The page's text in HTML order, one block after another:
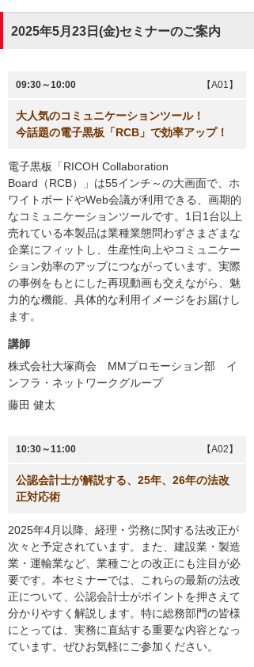
2025年5月23日(金)セミナーのご案内
09:30～10:00 【A01】
大人気のコミュニケーションツール！
今話題の電子黒板「RCB」で効率アップ！
電子黒板「RICOH Collaboration
Board（RCB）」は55インチ～の大画面で、ホ
ワイトボードやWeb会議が利用できる、画期的
なコミュニケーションツールです。1日1台以上
売れている本製品は業種業態問わずさまざまな
企業にフィットし、生産性向上やコミュニケー
ション効率のアップにつながっています。実際
の事例をもとにした再現動画も交えながら、魅
力的な機能、具体的な利用イメージをお届けし
ます。
講師
株式会社大塚商会 MMプロモーション部 イ
ンフラ・ネットワークグループ
藤田 健太
10:30～11:00 【A02】
公認会計士が解説する、25年、26年の法改
正対応術
2025年4月以降、経理・労務に関する法改正が
次々と予定されています。また、建設業・製造
業・運輸業など、業種ごとの改正にも注目が必
要です。本セミナーでは、これらの最新の法改
正について、公認会計士がポイントを押さえて
分かりやすく解説します。特に総務部門の皆様
にとっては、実務に直結する重要な内容となっ
ています。ぜひお気軽にご参加ください。